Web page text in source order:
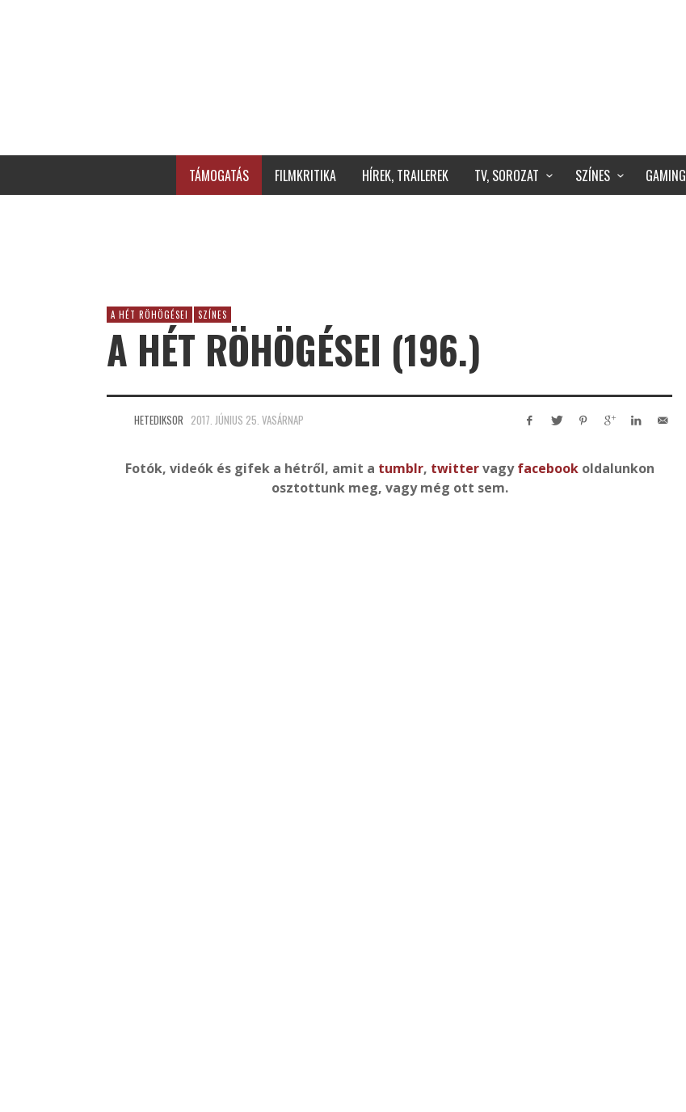
TÁMOGATÁS FILMKRITIKA HÍREK, TRAILEREK TV, SOROZAT SZÍNES GAMING
A HÉT RÖHÖGÉSEI SZÍNES
A HÉT RÖHÖGÉSEI (196.)
HETEDIKSOR 2017. JÚNIUS 25. VASÁRNAP
Fotók, videók és gifek a hétről, amit a tumblr, twittervagyfacebookoldalunkon
osztottunk meg, vagy még ott sem.